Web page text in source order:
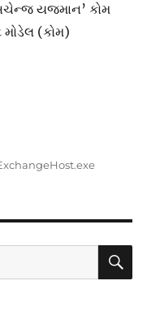
યજમાન’ કોમ
(કોમ)
હોસ્ટ”
શોધો